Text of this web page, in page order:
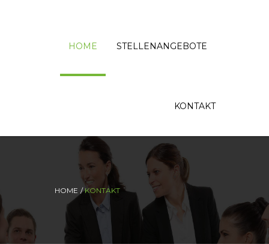
HOME STELLENANGEBOTE
KONTAKT
HOME KONTAKT